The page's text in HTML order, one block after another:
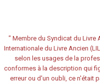
" Membre du Syndicat du Livre
Internationale du Livre Ancien
selon les usages de la
conformes à la description qui
erreur ou d'un oubli, ce n'était